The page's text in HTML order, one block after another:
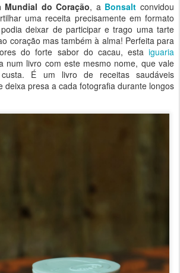
Mundial do Coração, a Bonsalt convidou
uma receita precisamente em formato
deixar de participar e trago uma tarte
coração mas também à alma! Perfeita para
do forte sabor do cacau, esta iguaria
num livro com este mesmo nome, que vale
É um livro de receitas saudáveis
deixa presa a cada fotografia durante longos